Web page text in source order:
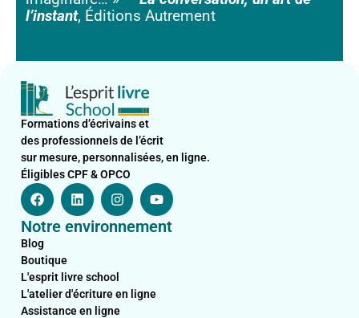
l’instant, Éditions Autrement
Formations d’écrivains et
des professionnels de l’écrit
sur mesure, personnalisées, en ligne.
Éligibles CPF & OPCO
F
a
c
e
b
o
k
L
i
n
k
n
I
n
s
t
r
a
m
Y
o
u
t
Notre environnement
Blog
Boutique
L'esprit livre school
L'atelier d'écriture en ligne
Assistance en ligne